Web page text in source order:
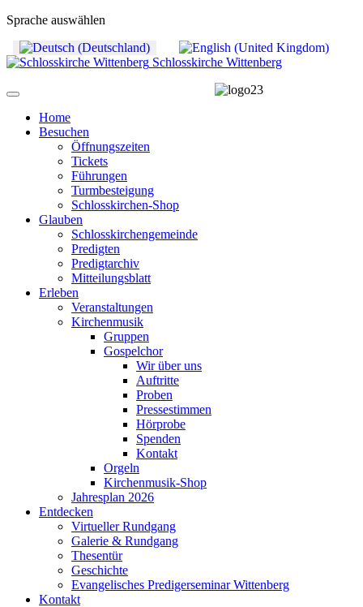
Sprache auswählen
Schlosskirche Wittenberg
Home
Besuchen
Öffnungszeiten
Tickets
Führungen
Turmbesteigung
Schlosskirchen-Shop
Glauben
Schlosskirchengemeinde
Predigten
Predigtarchiv
Mitteilungsblatt
Erleben
Veranstaltungen
Kirchenmusik
Gruppen
Gospelchor
Wir über uns
Auftritte
Proben
Pressestimmen
Hörprobe
Spenden
Kontakt
Orgeln
Kirchenmusik-Shop
Jahresplan 2026
Entdecken
Virtueller Rundgang
Galerie & Rundgang
Thesentür
Geschichte
Evangelisches Predigerseminar Wittenberg
Kontakt